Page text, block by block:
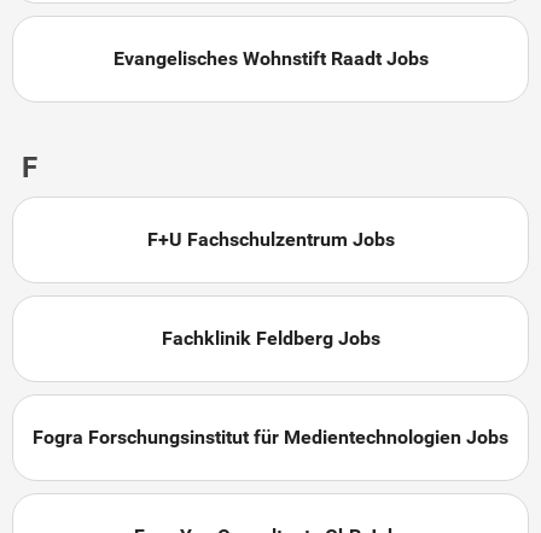
Evangelisches Wohnstift Raadt Jobs
F
F+U Fachschulzentrum Jobs
Fachklinik Feldberg Jobs
Fogra Forschungsinstitut für Medientechnologien Jobs